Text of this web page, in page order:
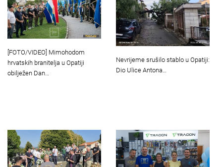
[FOTO/VIDEO] Mimohodom
hrvatskih branitelja u Opatiji
obilježen Dan…
Nevrijeme srušilo stablo u Opatiji:
Dio Ulice Antona…